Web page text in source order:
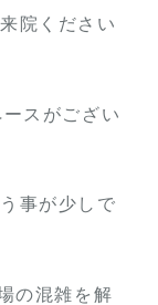
院ください
スがござい
事が少しで
の混雑を解